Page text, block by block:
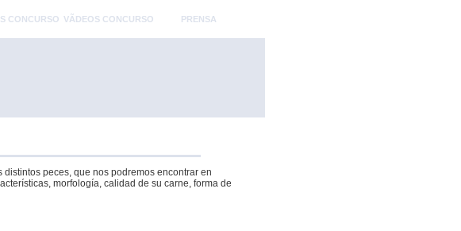
CONCURSO VÃ­DEOS CONCURSO PRENSA
peces, que nos podremos encontrar en
morfología, calidad de su carne, forma de